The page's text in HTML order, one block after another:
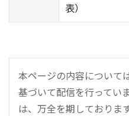
表）
本ページの内容について
基づいて配信を行ってい
は、万全を期しておりま